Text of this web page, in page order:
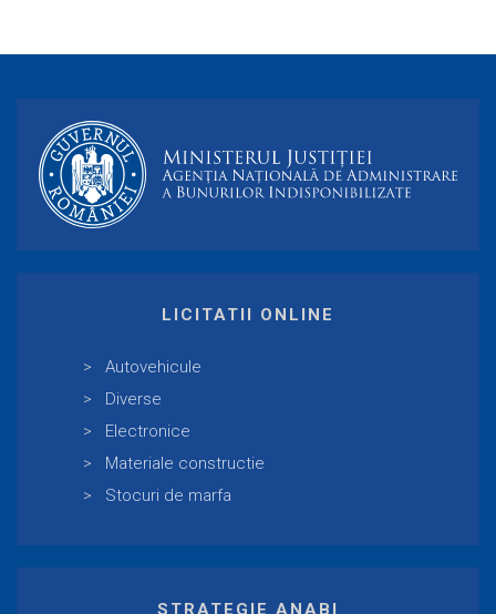
LICITATII ONLINE
Autovehicule
Diverse
Electronice
Materiale constructie
Stocuri de marfa
STRATEGIE ANABI